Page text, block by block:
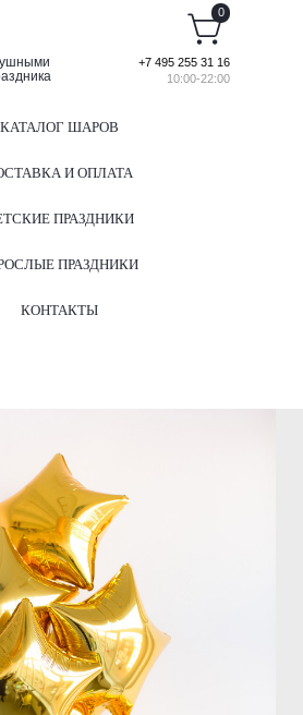
+7 495 255 31 16
10:00-22:00
0
КАТАЛОГ ШАРОВ
И ОПЛАТА
ПРАЗДНИКИ
ПРАЗДНИКИ
КОНТАКТЫ